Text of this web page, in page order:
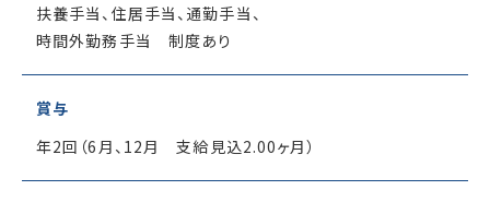
扶養手当、住居手当、通勤手当、
時間外勤務手当 制度あり
賞与
年2回（6月、12月 支給見込2.00ヶ月）